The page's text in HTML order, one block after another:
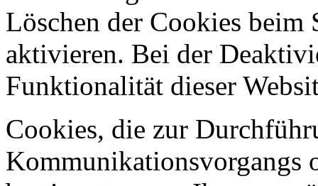
Löschen der Cookies beim
aktivieren. Bei der
Funktionalität dieser
Cookies, die zur
Kommunikationsvorgangs